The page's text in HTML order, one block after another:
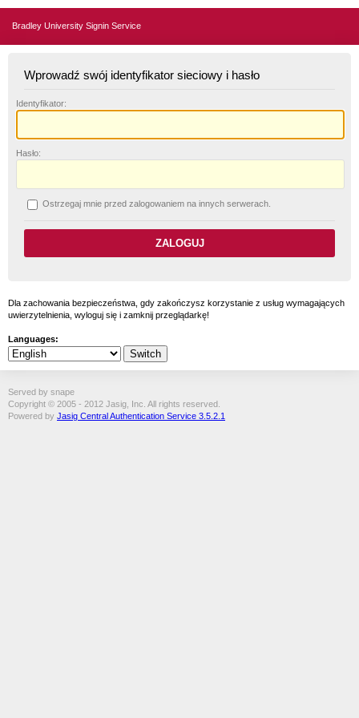
Bradley University Signin Service
Wprowadź swój identyfikator sieciowy i hasło
Identyfikator:
Hasło:
Ostrzegaj mnie przed zalogowaniem na innych serwerach.
Dla zachowania bezpieczeństwa, gdy zakończysz korzystanie z usług wymagających
uwierzytelnienia, wyloguj się i zamknij przeglądarkę!
Languages:
Served by snape
Copyright © 2005 - 2012 Jasig, Inc. All rights reserved.
Powered by Jasig Central Authentication Service 3.5.2.1